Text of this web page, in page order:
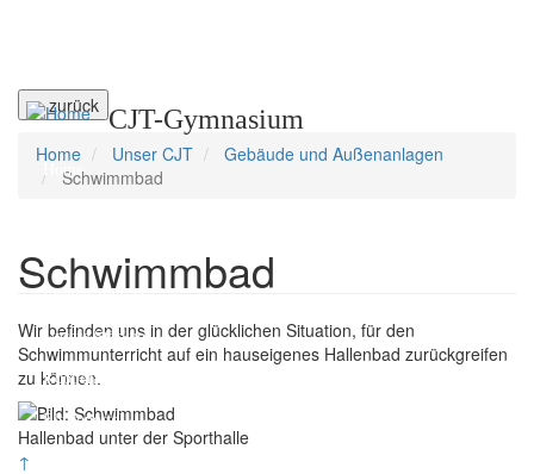
Direkt
zum
Inhalt
CJT-Gymnasium
Home
Lernen am CJT
Unsere Stärken
Kooperationspartner
Elternportal
← zurück
Home Unser CJT
Gebäude und Außenanlagen
Schwimmbad
Schwimmbad
Wir befinden uns in der glücklichen Situation, für den
Schwimmunterricht auf ein hauseigenes Hallenbad zurückgreifen
zu können.
Hallenbad unter der Sporthalle
↑